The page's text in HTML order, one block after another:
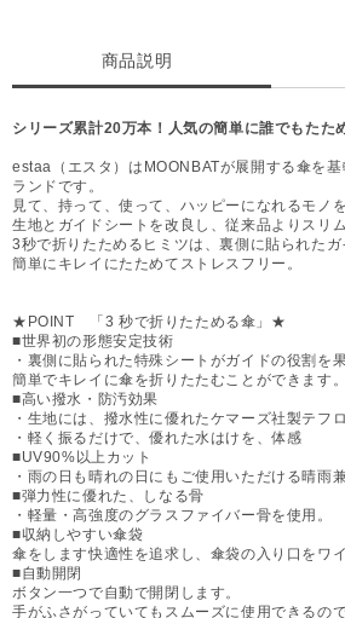
商品説明
シリーズ累計20万本！人気の簡単に誰でもたた
estaa（エスタ）はMOONBATが展開する傘を
ランドです。
見て、持って、使って、ハッピーになれるモノ
生地とガイドシートを改良し、従来品よりスリ
3秒で折りたためるヒミツは、裏側に貼られたガ
簡単にキレイにたためてストレスフリー。
★POINT 「3 秒で折りたためる傘」★
■世界初の形態安定技術
・裏側に貼られた特殊シートがガイドの役割を果
簡単でキレイに傘を折りたたむことができます。
■高い撥水・防汚効果
・生地には、撥水性に優れたケマーズ社製テフ
・軽く振るだけで、優れた水はけを、体感
■UV90%以上カット
・雨の日も晴れの日にもご使用いただける晴雨
■弾力性に優れた、しなる骨
・軽量・高強度のグラスファイバー骨を使用。
■収納しやすい傘袋
傘をします快適性を追求し、傘袋の入り口をワ
■自動開閉
ボタン一つで自動で開閉します。
手がふさがっていてもスムーズに使用できるの